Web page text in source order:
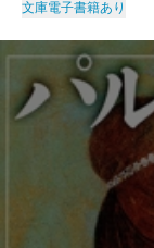
文庫電子書籍あり